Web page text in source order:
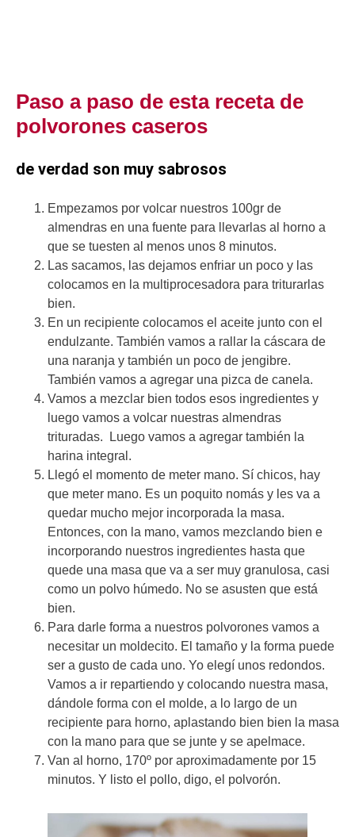
Paso a paso de esta receta de
polvorones caseros
de verdad son muy sabrosos
Empezamos por volcar nuestros 100gr de
almendras en una fuente para llevarlas al horno a
que se tuesten al menos unos 8 minutos.
Las sacamos, las dejamos enfriar un poco y las
colocamos en la multiprocesadora para triturarlas
bien.
En un recipiente colocamos el aceite junto con el
endulzante. También vamos a rallar la cáscara de
una naranja y también un poco de jengibre.
También vamos a agregar una pizca de canela.
Vamos a mezclar bien todos esos ingredientes y
luego vamos a volcar nuestras almendras
trituradas. Luego vamos a agregar también la
harina integral.
Llegó el momento de meter mano. Sí chicos, hay
que meter mano. Es un poquito nomás y les va a
quedar mucho mejor incorporada la masa.
Entonces, con la mano, vamos mezclando bien e
incorporando nuestros ingredientes hasta que
quede una masa que va a ser muy granulosa, casi
como un polvo húmedo. No se asusten que está
bien.
Para darle forma a nuestros polvorones vamos a
necesitar un moldecito. El tamaño y la forma puede
ser a gusto de cada uno. Yo elegí unos redondos.
Vamos a ir repartiendo y colocando nuestra masa,
dándole forma con el molde, a lo largo de un
recipiente para horno, aplastando bien bien la masa
con la mano para que se junte y se apelmace.
Van al horno, 170º por aproximadamente por 15
minutos. Y listo el pollo, digo, el polvorón.